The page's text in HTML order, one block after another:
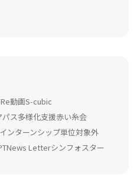
動画S-cubic
パス多様化支援赤い糸会
インターンシップ単位対象外
News Letterシンフォスター